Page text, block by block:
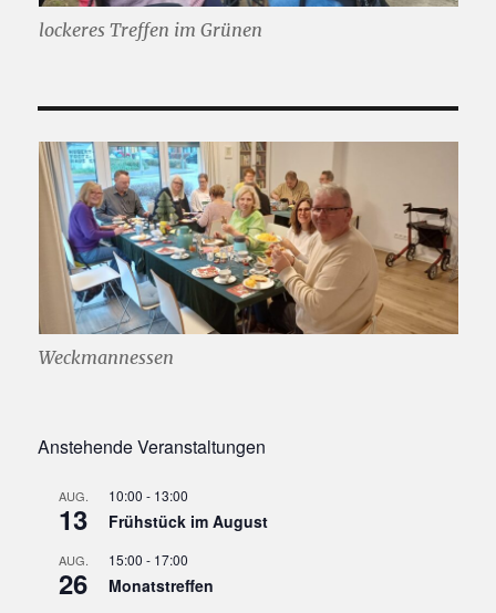
lockeres Treffen im Grünen
Weckmannessen
Anstehende Veranstaltungen
AUG.
13
10:00 - 13:00
Frühstück im August
AUG.
26
15:00 - 17:00
Monatstreffen